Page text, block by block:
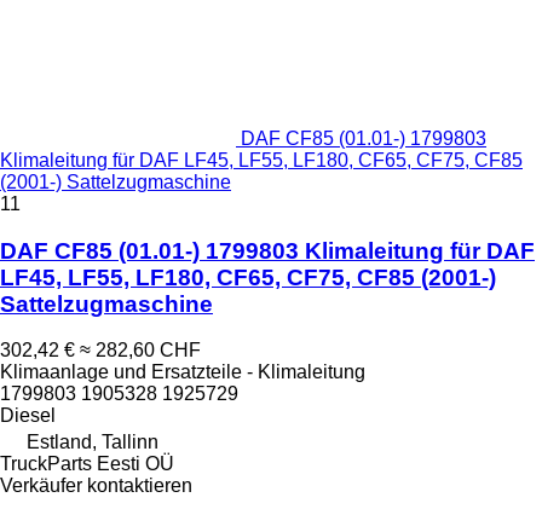
DAF CF85 (01.01-) 1799803
Klimaleitung für DAF LF45, LF55, LF180, CF65, CF75, CF85
(2001-) Sattelzugmaschine
11
DAF CF85 (01.01-) 1799803 Klimaleitung für DAF
LF45, LF55, LF180, CF65, CF75, CF85 (2001-)
Sattelzugmaschine
302,42 € ≈ 282,60 CHF
Klimaanlage und Ersatzteile - Klimaleitung
1799803 1905328 1925729
Diesel
Estland, Tallinn
TruckParts Eesti OÜ
Verkäufer kontaktieren